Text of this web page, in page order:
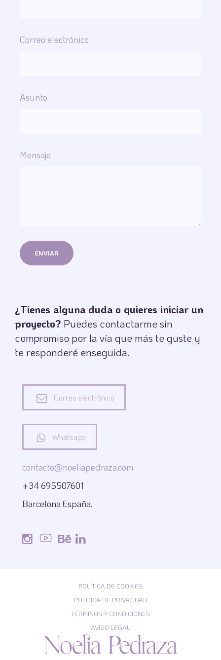
Correo electrónico
Asunto
Mensaje
¿Tienes alguna duda o quieres iniciar un
proyecto? Puedes contactarme sin
compromiso por la vía que más te guste y
te responderé enseguida.
Correo electrónico
Whatsapp
contacto@noeliapedraza.com
+34 695507601
Barcelona España.
POLÍTICA DE COOKIES
POLITICA DE PRIVACIDAD
TÉRMINOS Y CONDICIONES
AVISO LEGAL